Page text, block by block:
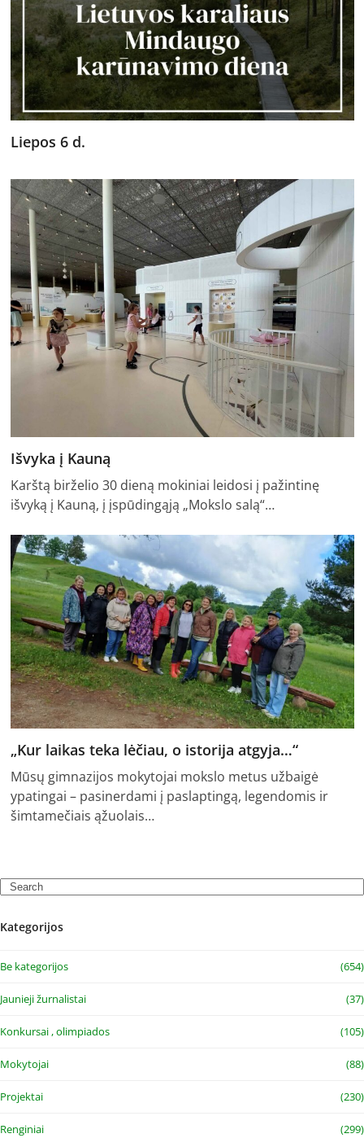
Liepos 6 d.
Išvyka į Kauną
Karštą birželio 30 dieną mokiniai leidosi į pažintinę
išvyką į Kauną, į įspūdingąją „Mokslo salą“…
„Kur laikas teka lėčiau, o istorija atgyja…“
Mūsų gimnazijos mokytojai mokslo metus užbaigė
ypatingai – pasinerdami į paslaptingą, legendomis ir
šimtamečiais ąžuolais…
Search
Kategorijos
Be kategorijos (654)
Jaunieji žurnalistai (37)
Konkursai , olimpiados (105)
Mokytojai (88)
Projektai (230)
Renginiai (299)